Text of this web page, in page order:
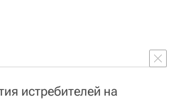
истребителей на